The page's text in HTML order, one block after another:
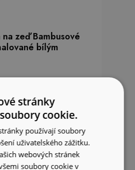
zeď Bambusové
bílým
stránky
cookie.
používají soubory
uživatelského zážitku.
webových stránek
soubory cookie v